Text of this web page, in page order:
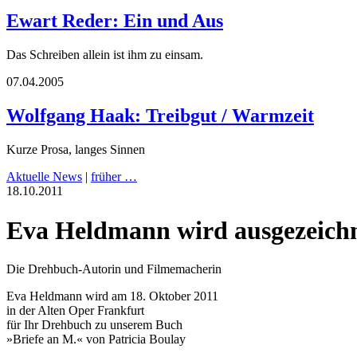
Ewart Reder: Ein und Aus
Das Schreiben allein ist ihm zu einsam.
07.04.2005
Wolfgang Haak: Treibgut / Warmzeit
Kurze Prosa, langes Sinnen
Aktuelle News | früher …
18.10.2011
Eva Heldmann wird
Die Drehbuch-Autorin und Filmemacherin
Eva Heldmann wird am 18. Oktober 2011
in der Alten Oper Frankfurt
für Ihr Drehbuch zu unserem Buch
»Briefe an M.« von Patricia Boulay